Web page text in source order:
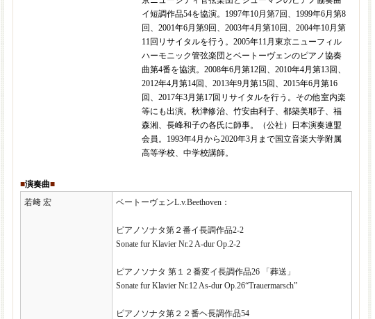
イ短調作品54を協演。1997年10月第7回、1999年6月第8
回、2001年6月第9回、2003年4月第10回、2004年10月第
11回リサイタルを行う。2005年11月東京ニューフィル
ハーモニック管弦楽団とベートーヴェンのピアノ協奏
曲第4番を協演。2008年6月第12回、2010年4月第13回、
2012年4月第14回、2013年9月第15回、2015年6月第16
回、2017年3月第17回リサイタルを行う。その他室内楽
等にも出演。秋津修治、竹安由利子、都築美耶子、福
森湘、長峰和子の各氏に師事。（公社）日本演奏連盟
会員。1993年4月から2020年3月まで国立音楽大学附属
高等学校、中学校講師。
■演奏曲■
若﨑 宏
ベートーヴェンL.v.Beethoven：
ピアノソナタ第２番イ長調作品2-2
Sonate fur Klavier Nr.2 A-dur Op.2-2
ピアノソナタ 第１２番変イ長調作品26 「葬送」
Sonate fur Klavier Nr.12 As-dur Op.26“Trauermarsch”
ピアノソナタ第２２番ヘ長調作品54